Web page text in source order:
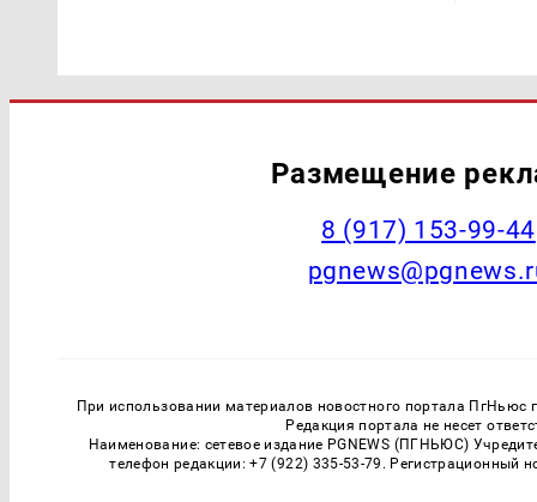
Размещение
‭8 (917) 153-99-44
При использовании материалов новостного портала ПгНьюс
Редакция портала не несет
Наименование: сетевое издание PGNEWS (ПГНЬЮС)
телефон редакции: +7 (922) 335-53-79.